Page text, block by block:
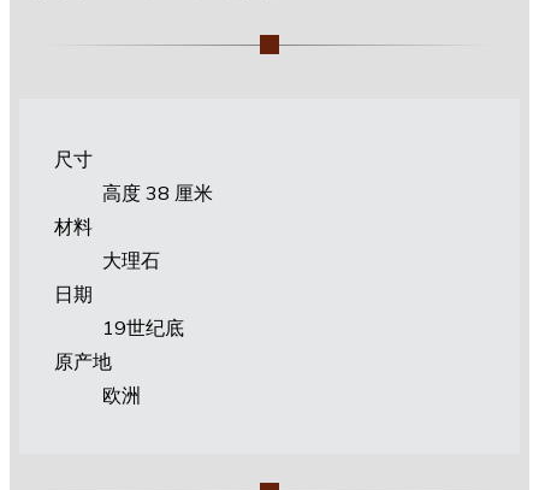
尺寸
高度 38 厘米
材料
大理石
日期
19世纪底
原产地
欧洲